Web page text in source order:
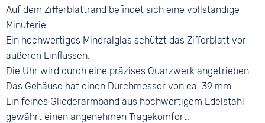
Auf dem Zifferblattrand befindet sich eine vollständige
Minuterie.
Ein hochwertiges Mineralglas schützt das Zifferblatt vor
äußeren Einflüssen.
Die Uhr wird durch eine präzises Quarzwerk angetrieben.
Das Gehäuse hat einen Durchmesser von ca. 39 mm.
Ein feines Gliederarmband aus hochwertigem Edelstahl
gewährt einen angenehmen Tragekomfort.